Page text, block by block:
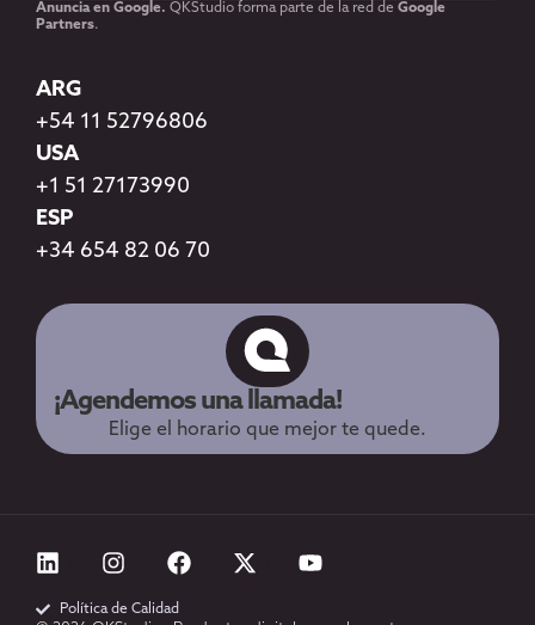
Anuncia en Google. QKStudio forma parte de la red de Google
Partners.
ARG
+54 11 52796806
USA
+1 51 27173990
ESP
+34 654 82 06 70
¡Agendemos una llamada!
Elige el horario que mejor te quede.
Política de Calidad